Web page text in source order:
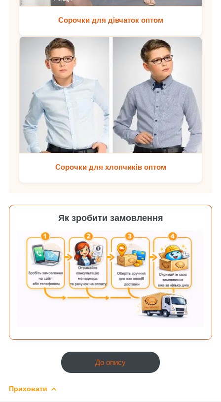
Сорочки для дівчаток оптом
Сорочки для хлопчиків оптом
Як зробити замовлення
До опису
Приховати